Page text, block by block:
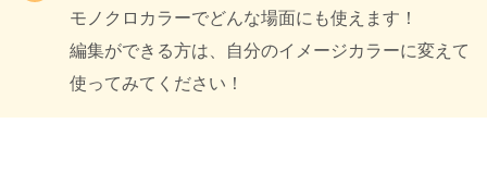
モノクロカラーでどんな場面にも使えます！
編集ができる方は、自分のイメージカラーに変えて
使ってみてください！